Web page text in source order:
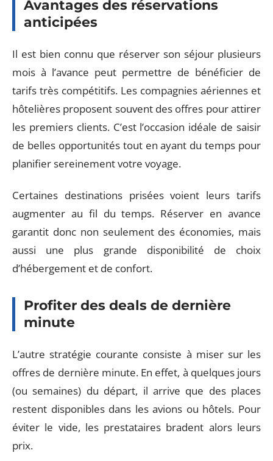
Avantages des réservations
anticipées
Il est bien connu que réserver son séjour plusieurs
mois à l’avance peut permettre de bénéficier de
tarifs très compétitifs. Les compagnies aériennes et
hôtelières proposent souvent des offres pour attirer
les premiers clients. C’est l’occasion idéale de saisir
de belles opportunités tout en ayant du temps pour
planifier sereinement votre voyage.
Certaines destinations prisées voient leurs tarifs
augmenter au fil du temps. Réserver en avance
garantit donc non seulement des économies, mais
aussi une plus grande disponibilité de choix
d’hébergement et de confort.
Profiter des deals de dernière
minute
L’autre stratégie courante consiste à miser sur les
offres de dernière minute. En effet, à quelques jours
(ou semaines) du départ, il arrive que des places
restent disponibles dans les avions ou hôtels. Pour
éviter le vide, les prestataires bradent alors leurs
prix.